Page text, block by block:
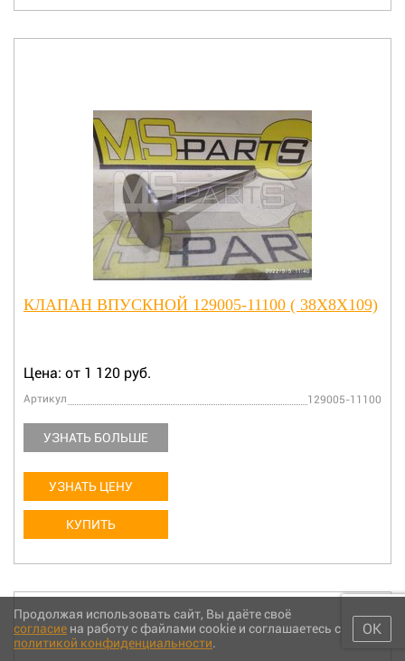
КЛАПАН ВПУСКНОЙ 129005-11100 ( 38X8X109)
Цена: от 1 120 руб.
Артикул 129005-11100
УЗНАТЬ БОЛЬШЕ
УЗНАТЬ ЦЕНУ
КУПИТЬ
Продолжая использовать сайт, Вы даёте своё
согласие на работу с файлами cookie и соглашаетесь с
политикой конфиденциальности.
ОК